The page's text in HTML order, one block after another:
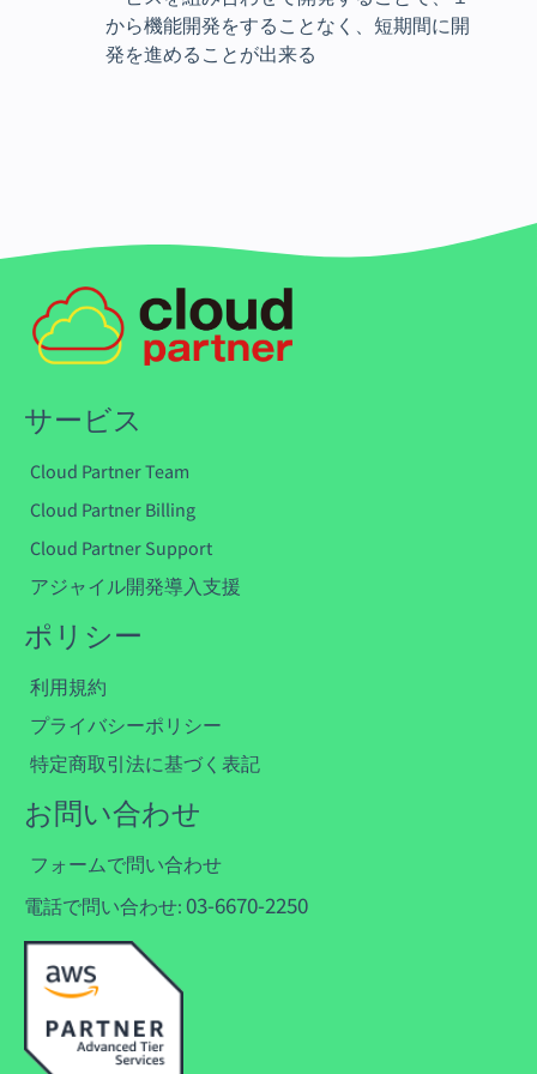
から機能開発をすることなく、短期間に開
発を進めることが出来る
サービス
Cloud Partner Team
Cloud Partner Billing
Cloud Partner Support
アジャイル開発導入支援
ポリシー
利用規約
プライバシーポリシー
特定商取引法に基づく表記
お問い合わせ
フォームで問い合わせ
電話で問い合わせ: 03-6670-2250